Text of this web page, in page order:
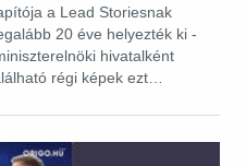
a Lead Storiesnak
20 éve helyezték ki -
hivatalként
régi képek ezt…